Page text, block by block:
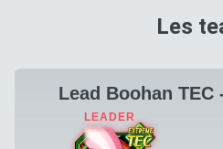
Les
Lead Boohan TEC